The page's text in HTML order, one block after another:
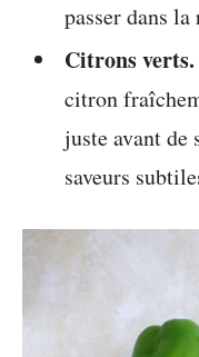
passer dans la
Citrons verts.
citron
juste avant de
saveurs